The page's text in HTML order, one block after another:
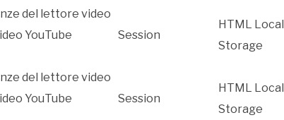
del lettore video
YouTube
Session
HTML Local
Storage
del lettore video
YouTube
Session
HTML Local
Storage